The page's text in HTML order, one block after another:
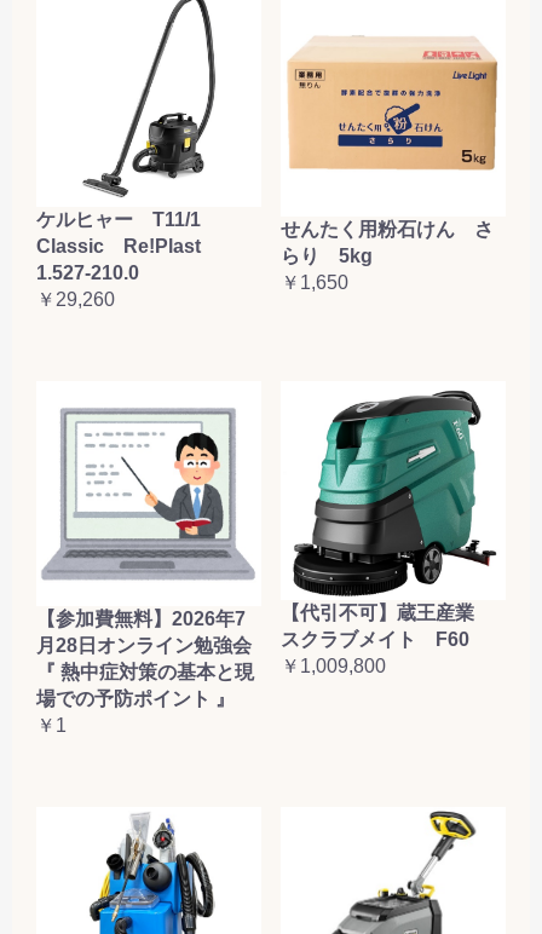
ケルヒャー T11/1
Classic Re!Plast
1.527-210.0
￥29,260
せんたく用粉石けん さ
らり 5kg
￥1,650
【参加費無料】2026年7
月28日オンライン勉強会
『 熱中症対策の基本と現
場での予防ポイント 』
￥1
【代引不可】蔵王産業
スクラブメイト F60
￥1,009,800